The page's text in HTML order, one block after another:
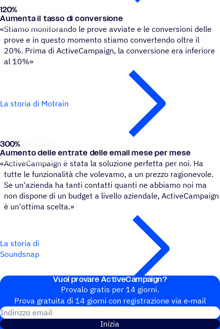
Motrain
120%
Aumenta il tasso di conversione
«Stiamo monitorando le prove avviate e le conversioni delle
prove e in questo momento stiamo convertendo oltre il
20%. Prima di ActiveCampaign, la conversione era inferiore
al 10%»
La storia di Motrain
Soundsnap
300%
Aumento delle entrate delle email mese per mese
«ActiveCampaign è stata la soluzione perfetta per noi. Ha
tutte le funzionalità che volevamo, a un prezzo ragionevole.
Se un'azienda ha tanti contatti quanti ne abbiamo noi ma
non dispone di un budget a livello aziendale, ActiveCampaign
è un'ottima scelta.»
La storia di
Soundsnap
Vuoi provare ActiveCampaign?
Provalo gratis per 14 giorni.
Prova gratuita di 14 giorni con regi­stra­zione via e‑mail
Inizia